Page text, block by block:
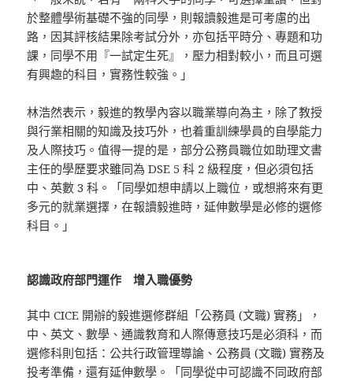
於整體學術基礎不強的同學，則報讀毅進是可考慮的出
路，因其評核結果除考試分外，亦包括平時分、專題和功
課，同學不用『一試定生死』，壓力相對較小，而且可選
有興趣的科目，實務性較強。」
林浩然表示，毅進的教學內容以職業導向為主，除了教授
與行業相關的知識及技巧外，也着重訓練學員的自學能力
及人際技巧。值得一提的是，部分公務員職位如助理文書
主任的學歷要求雖同為 DSE 5 科 2 級程度，但必須包括
中、英數 3 科。「同學如想申請以上職位，或想將來有更
多元的就業選擇，在報讀毅進時，延伸數學是必修的選修
科目。」
認識政府部門運作 增入職優勢
其中 CICE 開辦的毅進選修群組「公務員 (文職) 實務」，
中、英文、數學、通識教育和人際傳意技巧是必須科，而
選修科則包括：公共行政管理導論、公務員 (文職) 實務及
投考準備，還有延伸數學。「同學從中可認識不同政府部